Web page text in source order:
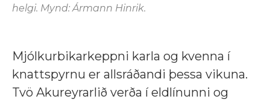
helgi. Mynd: Ármann Hinrik.
Mjólkurbikarkeppni karla og kvenna í
knattspyrnu er allsráðandi þessa vikuna.
Tvö Akureyrarlið verða í eldlínunni og